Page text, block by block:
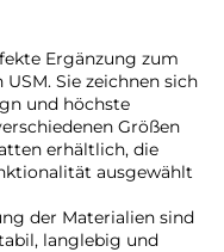
Ergänzung zum
Sie zeichnen sich
und höchste
Größen
erhältlich, die
ausgewählt
der Materialien sind
langlebig und